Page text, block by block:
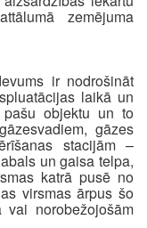
zemējuma
ir nodrošināt
laikā un
objektu un to
gāzes
stacijām –
un gaisa telpa,
katrā pusē no
virsmas ārpus šo
vai norobežojošām